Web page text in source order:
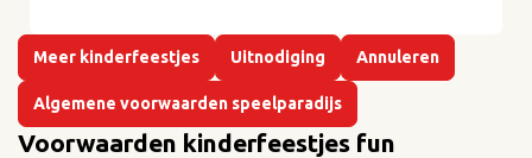
Meer kinderfeestjes Uitnodiging Annuleren
Algemene voorwaarden speelparadijs
Voorwaarden kinderfeestjes fun